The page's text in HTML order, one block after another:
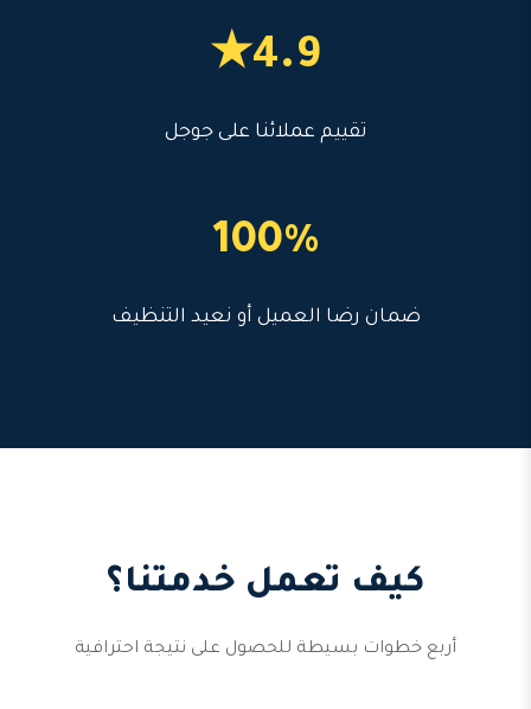
4.9★
تقييم عملائنا على جوجل
100%
ضمان رضا العميل أو نعيد التنظيف
كيف تعمل خدمتنا؟
أربع خطوات بسيطة للحصول على نتيجة احترافية